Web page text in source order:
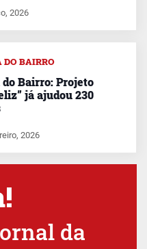
2026
DO BAIRRO
Bairro: Projeto
já ajudou 230
2026
da